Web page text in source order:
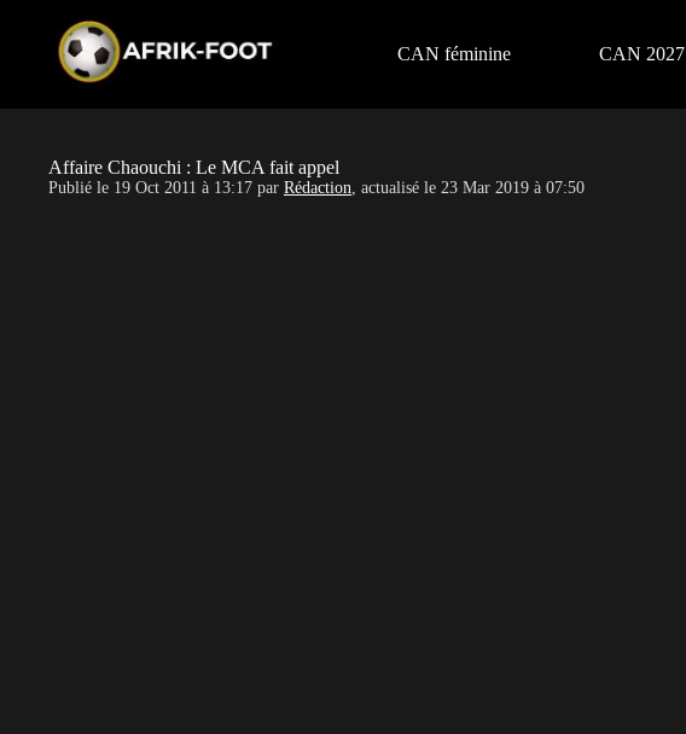
CAN féminine CAN 2027
Affaire Chaouchi : Le MCA fait appel
Publié le 19 Oct 2011 à 13:17 par Rédaction, actualisé le 23 Mar 2019 à 07:50